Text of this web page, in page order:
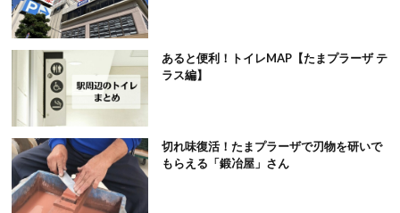
あると便利！トイレMAP【たまプラーザ テ
ラス編】
切れ味復活！たまプラーザで刃物を研いで
もらえる「鍛冶屋」さん